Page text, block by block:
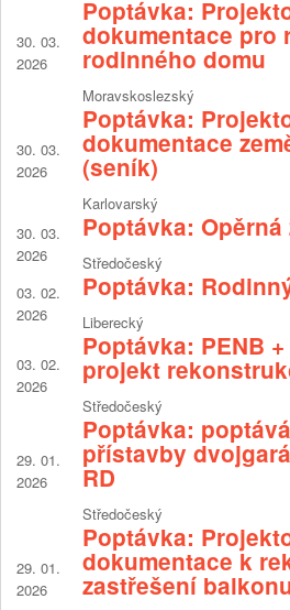
30. 03.
2026
Poptávka:
dokumentace pro
rodinného domu
Moravskoslezský
30. 03.
2026
Poptávka:
dokumentace
(seník)
Karlovarský
30. 03.
2026
Poptávka: Opěrná
Středočeský
03. 02.
2026
Poptávka:
Liberecký
03. 02.
2026
Poptávka: PENB
projekt
Středočeský
29. 01.
2026
Poptávka:
přístavby
RD
Středočeský
29. 01.
2026
Poptávka:
dokumentace k
zastřešení